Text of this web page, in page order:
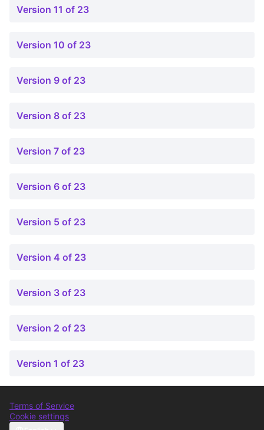
Version 11 of 23
Version 10 of 23
Version 9 of 23
Version 8 of 23
Version 7 of 23
Version 6 of 23
Version 5 of 23
Version 4 of 23
Version 3 of 23
Version 2 of 23
Version 1 of 23
Terms of Service
Cookie settings
Comunitat Canòdrom at Facebook
(External link)
Comunitat Canòdrom at Instagram
(External link)
Comunitat Canòdrom at YouTube
(External link)